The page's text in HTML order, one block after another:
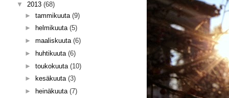
▼2013(68)
►tammikuuta(9)
►
helmikuuta(5)
►maaliskuuta(6)
►
huhtikuuta(6)
►toukokuuta(10)
►
kesäkuuta(3)
►
heinäkuuta(7)